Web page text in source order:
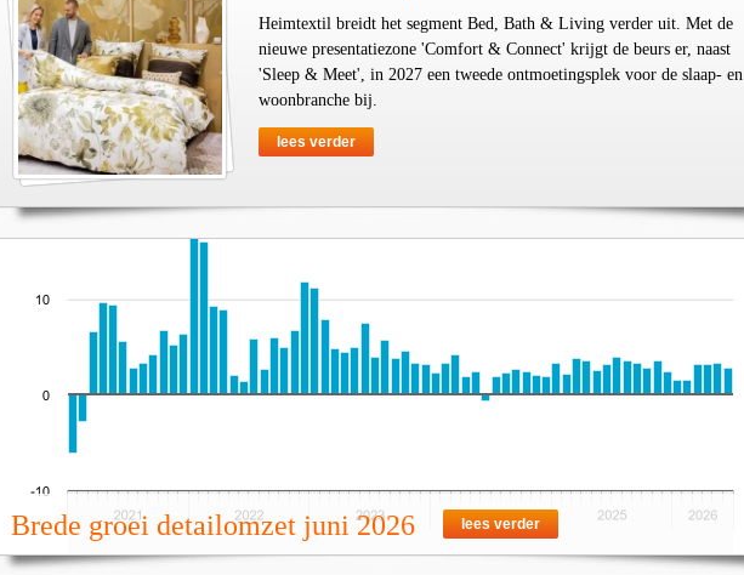
Heimtextil breidt het segment Bed, Bath & Living verder uit. Met de
nieuwe presentatiezone 'Comfort & Connect' krijgt de beurs er, naast
'Sleep & Meet', in 2027 een tweede ontmoetingsplek voor de slaap- en
woonbranche bij.
lees verder
Brede groei detailomzet juni 2026 lees verder